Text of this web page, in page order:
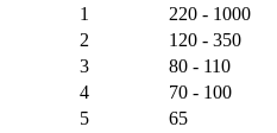
1
220 - 1000
2
120 - 350
3
80 - 110
4
70 - 100
5
65